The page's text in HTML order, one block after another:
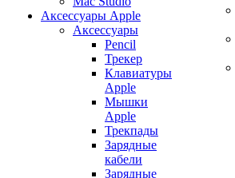
Аксессуары Apple
Аксессуары
Pencil
Трекер
Клавиатуры
Apple
Мышки
Apple
Трекпады
Зарядные
кабели
Зарядные